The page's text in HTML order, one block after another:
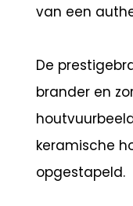
van een
De
brander en
keramische
opgestapeld.